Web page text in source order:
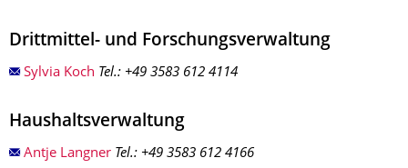
Drittmittel- und Forschungsverwaltung
Sylvia Koch Tel.: +49 3583 612 4114
Haushaltsverwaltung
Antje LangnerTel.: +49 3583 612 4166